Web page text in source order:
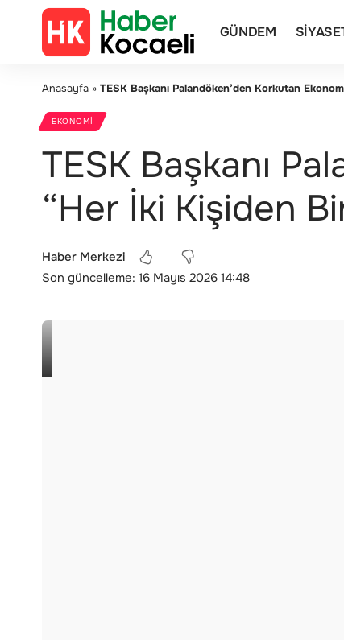
GÜNDEM
Anasayfa » TESK Başkanı Palandöken’den Korkutan
EKONOMI
TESK Başkanı
“Her İki Kişiden
Son güncelleme: 16 Mayıs 2026 14:48
Haber Merkezi